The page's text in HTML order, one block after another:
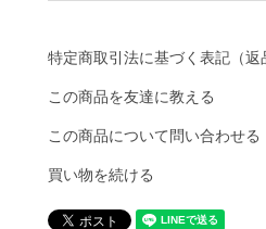
特定商取引法に基づく表記（返
この商品を友達に教える
この商品について問い合わせる
買い物を続ける